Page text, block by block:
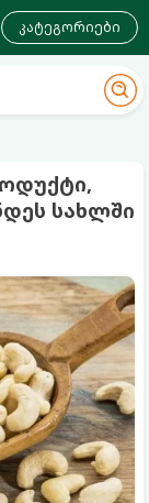
კატეგორიები
სახლში